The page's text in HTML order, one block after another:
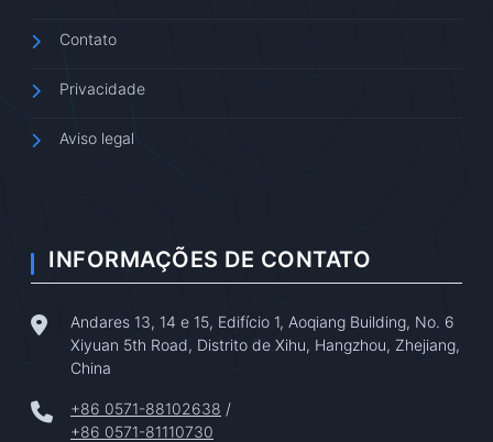
Contato
Privacidade
Aviso legal
INFORMAÇÕES DE CONTATO
Andares 13, 14 e 15, Edifício 1, Aoqiang Building, No. 6
Xiyuan 5th Road, Distrito de Xihu, Hangzhou, Zhejiang,
China
+86 0571-88102638 /
+86 0571-81110730